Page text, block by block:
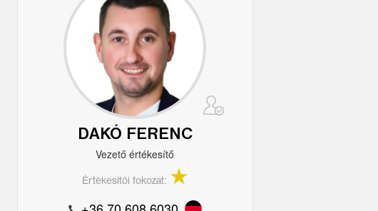
DAKÓ FERENC
Vezető értékesítő
Értékesítői fokozat: